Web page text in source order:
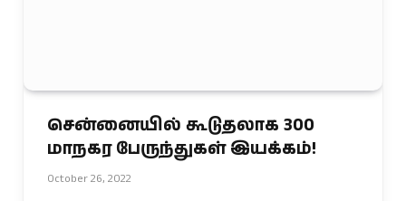
சென்னையில் கூடுதலாக 300
மாநகர பேருந்துகள் இயக்கம்!
October 26, 2022